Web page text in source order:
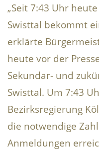
„Seit 7:43 Uhr
Swisttal bekommt
erklärte
heute vor der
Sekundar- und
Swisttal. Um 7:43
Bezirksregierung
die notwendige
Anmeldungen